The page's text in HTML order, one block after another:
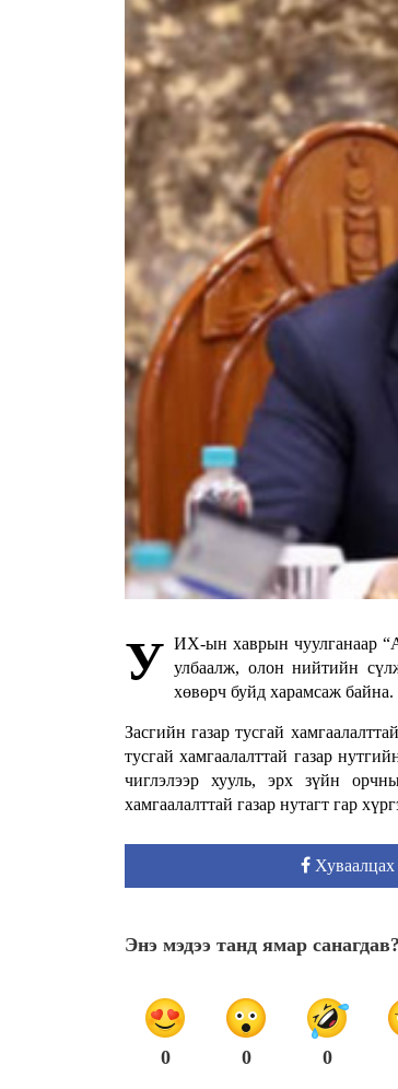
У ИХ-ын хаврын чуулганаар
улбаалж, олон нийтийн
хөвөрч буйд харамсаж байна.
Засгийн газар тусгай
тусгай хамгаалалттай газар
чиглэлээр хууль, эрх зүйн
хамгаалалттай газар нутагт гар
Хуваалцах
Энэ мэдээ танд ямар санагдав?
0 0 0